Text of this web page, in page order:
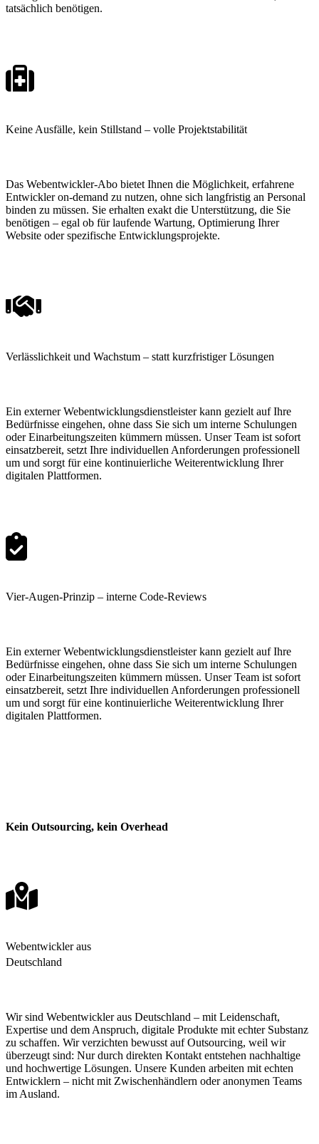
tatsächlich benötigen.
Keine Ausfälle, kein Stillstand – volle Projektstabilität
Das Webentwickler-Abo bietet Ihnen die Möglichkeit, erfahrene
Entwickler on-demand zu nutzen, ohne sich langfristig an Personal
binden zu müssen. Sie erhalten exakt die Unterstützung, die Sie
benötigen – egal ob für laufende Wartung, Optimierung Ihrer
Website oder spezifische Entwicklungsprojekte.
Verlässlichkeit und Wachstum – statt kurzfristiger Lösungen
Ein externer Webentwicklungsdienstleister kann gezielt auf Ihre
Bedürfnisse eingehen, ohne dass Sie sich um interne Schulungen
oder Einarbeitungszeiten kümmern müssen. Unser Team ist sofort
einsatzbereit, setzt Ihre individuellen Anforderungen professionell
um und sorgt für eine kontinuierliche Weiterentwicklung Ihrer
digitalen Plattformen.
Vier-Augen-Prinzip – interne Code-Reviews
Ein externer Webentwicklungsdienstleister kann gezielt auf Ihre
Bedürfnisse eingehen, ohne dass Sie sich um interne Schulungen
oder Einarbeitungszeiten kümmern müssen. Unser Team ist sofort
einsatzbereit, setzt Ihre individuellen Anforderungen professionell
um und sorgt für eine kontinuierliche Weiterentwicklung Ihrer
digitalen Plattformen.
Kein Outsourcing, kein Overhead
Webentwickler aus
Deutschland
Wir sind Webentwickler aus Deutschland – mit Leidenschaft,
Expertise und dem Anspruch, digitale Produkte mit echter Substanz
zu schaffen. Wir verzichten bewusst auf Outsourcing, weil wir
überzeugt sind: Nur durch direkten Kontakt entstehen nachhaltige
und hochwertige Lösungen. Unsere Kunden arbeiten mit echten
Entwicklern – nicht mit Zwischenhändlern oder anonymen Teams
im Ausland.